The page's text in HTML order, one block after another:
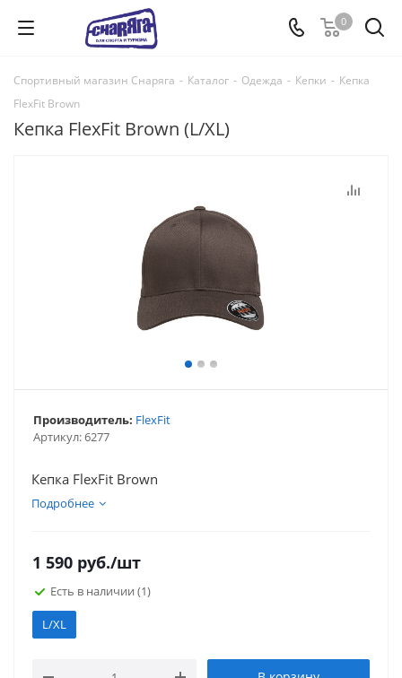
0
Спортивный магазин Снаряга - Каталог - Одежда - Кепки - Кепка
FlexFit Brown
Кепка FlexFit Brown (L/XL)
Артикул:6277
Производитель: FlexFit
Кепка FlexFit Brown
Подробнее
1 590 руб./шт
Есть в наличии (1)
L/XL